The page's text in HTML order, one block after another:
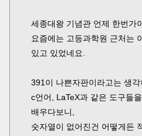
세종대왕 기념관 언제 한번가
요즘에는 고등과학원 근처는
있고 있었네요.
391이 나쁜자판이라고는 생각
c언어, LaTeX과 같은 도구들
배우다보니,
숫자열이 없어진건 어떻게든